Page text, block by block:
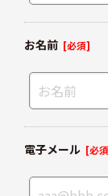
お名前 [必須]
電子メール [必